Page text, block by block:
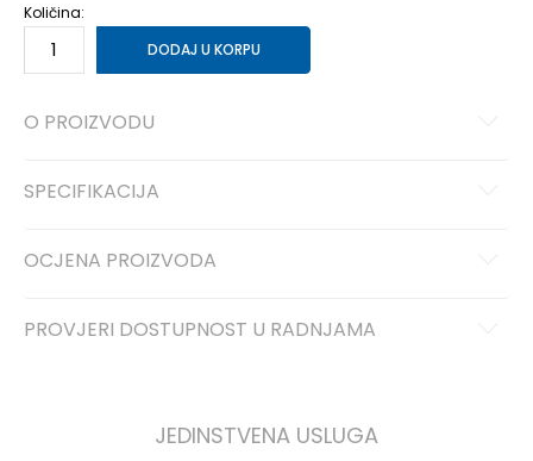
Količina:
DODAJ U KORPU
O PROIZVODU
SPECIFIKACIJA
OCJENA PROIZVODA
PROVJERI DOSTUPNOST U RADNJAMA
JEDINSTVENA USLUGA